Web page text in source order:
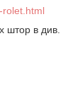
rolet.html
штор в див.